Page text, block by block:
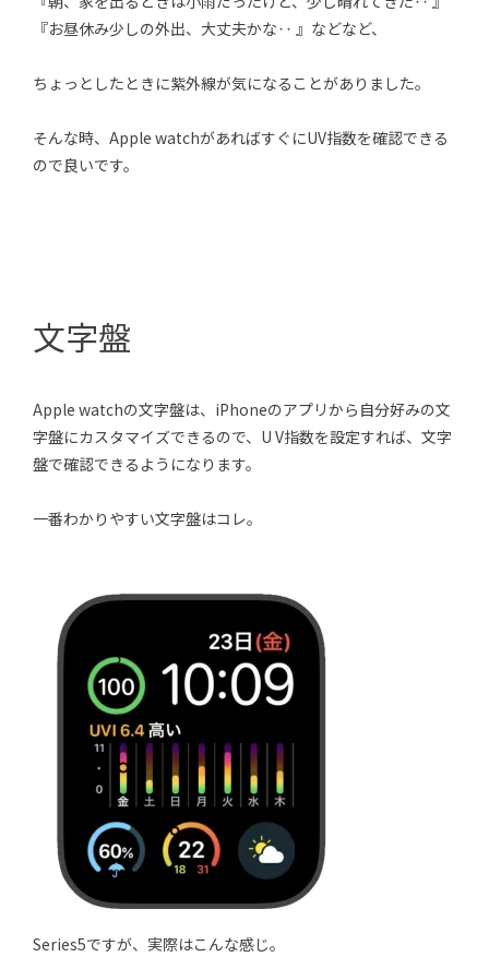
『お昼休み少しの外出、大丈夫かな‥ 』などなど、
ちょっとしたときに紫外線が気になることがありました。
そんな時、Apple watchがあればすぐにUV指数を確認できる
ので良いです。
文字盤
Apple watchの文字盤は、iPhoneのアプリから自分好みの文
字盤にカスタマイズできるので、U V指数を設定すれば、文字
盤で確認できるようになります。
一番わかりやすい文字盤はコレ。
Series5ですが、実際はこんな感じ。